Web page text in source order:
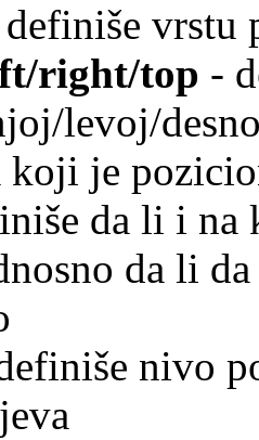
vrstu
right/top -
levoj/
koji je
da li i na
da li
nivo